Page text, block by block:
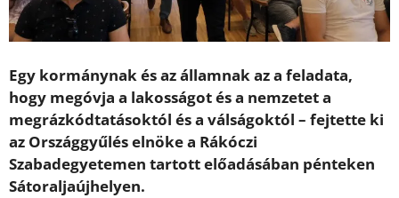
Egy kormánynak és az államnak az a feladata,
hogy megóvja a lakosságot és a nemzetet a
megrázkódtatásoktól és a válságoktól – fejtette ki
az Országgyűlés elnöke a Rákóczi
Szabadegyetemen tartott előadásában pénteken
Sátoraljaújhelyen.